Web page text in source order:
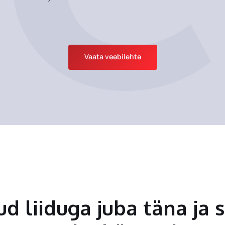
Vaata veebilehte
liiduga juba täna ja